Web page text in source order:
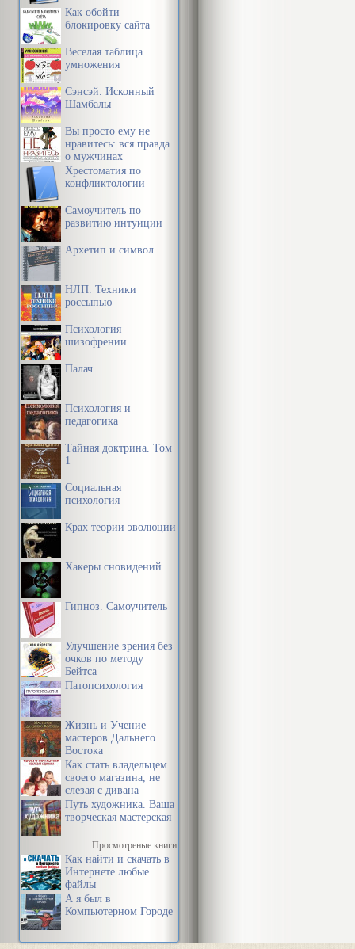
Как обойти
блокировку сайта
Веселая таблица
умножения
Сэнсэй. Исконный
Шамбалы
Вы просто ему не
нравитесь: вся правда
о мужчинах
Хрестоматия по
конфликтологии
Самоучитель по
развитию интуиции
Архетип и символ
НЛП. Техники
россыпью
Психология
шизофрении
Палач
Психология и
педагогика
Тайная доктрина. Том
1
Социальная
психология
Крах теории эволюции
Хакеры сновидений
Гипноз. Самоучитель
Улучшение зрения без
очков по методу
Бейтса
Патопсихология
Жизнь и Учение
мастеров Дальнего
Востока
Как стать владельцем
своего магазина, не
слезая с дивана
Путь художника. Ваша
творческая мастерская
Просмотреные книги
Как найти и скачать в
Интернете любые
файлы
А я был в
Компьютерном Городе